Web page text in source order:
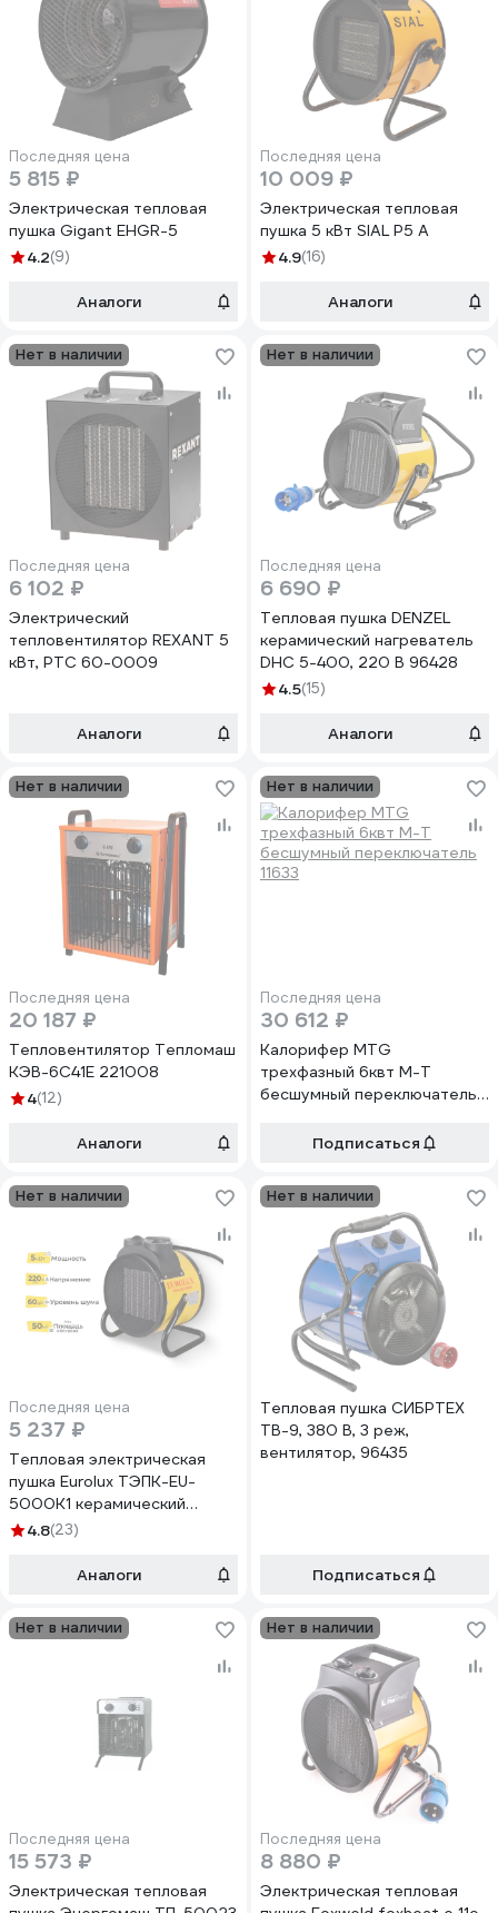
Последняя цена
5 815 ₽
Электрическая тепловая
пушка Gigant EHGR-5
4.2(9)
Аналоги
Последняя цена
10 009 ₽
Электрическая тепловая
пушка 5 кВт SIAL P5 A
4.9(16)
Аналоги
Нет в наличии
Последняя цена
6 102 ₽
Электрический
тепловентилятор REXANT 5
кВт, PTC 60-0009
Аналоги
Нет в наличии
Последняя цена
6 690 ₽
Тепловая пушка DENZEL
керамический нагреватель
DHC 5-400, 220 В 96428
4.5(15)
Аналоги
Нет в наличии
Последняя цена
20 187 ₽
Тепловентилятор Тепломаш
КЭВ-6С41Е 221008
4(12)
Аналоги
Нет в наличии
Последняя цена
30 612 ₽
Калорифер MTG
трехфазный 6квт M-T
бесшумный переключатель
Подписаться
Нет в наличии
Последняя цена
5 237 ₽
Тепловая электрическая
пушка Eurolux ТЭПК-EU-
5000K1 керамический
нагревательный элемент
4.8(23)
Аналоги
Нет в наличии
Тепловая пушка СИБРТЕХ
ТВ-9, 380 В, 3 реж,
вентилятор, 96435
Подписаться
Нет в наличии
Последняя цена
15 573 ₽
Электрическая тепловая
Нет в наличии
Последняя цена
8 880 ₽
Электрическая тепловая